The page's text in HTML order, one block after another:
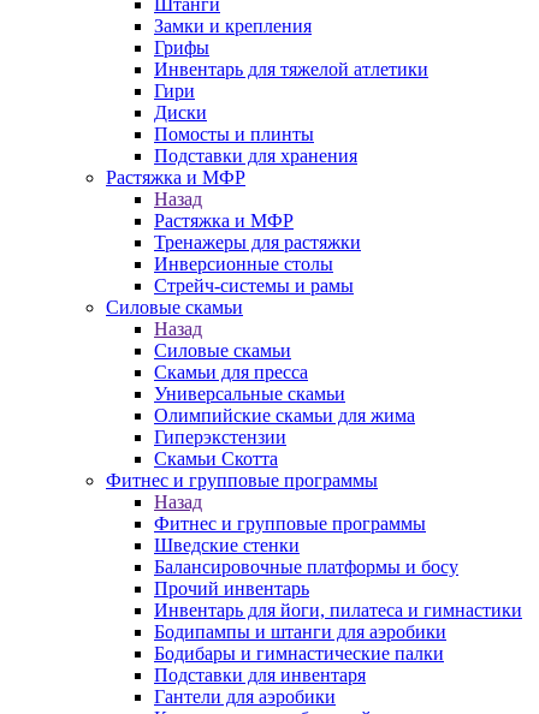
Штанги
Замки и крепления
Грифы
Инвентарь для тяжелой атлетики
Гири
Диски
Помосты и плинты
Подставки для хранения
Растяжка и МФР
Назад
Растяжка и МФР
Тренажеры для растяжки
Инверсионные столы
Стрейч-системы и рамы
Силовые скамьи
Назад
Силовые скамьи
Скамьи для пресса
Универсальные скамьи
Олимпийские скамьи для жима
Гиперэкстензии
Скамьи Скотта
Фитнес и групповые программы
Назад
Фитнес и групповые программы
Шведские стенки
Балансировочные платформы и босу
Прочий инвентарь
Инвентарь для йоги, пилатеса и гимнастики
Бодипампы и штанги для аэробики
Бодибары и гимнастические палки
Подставки для инвентаря
Гантели для аэробики